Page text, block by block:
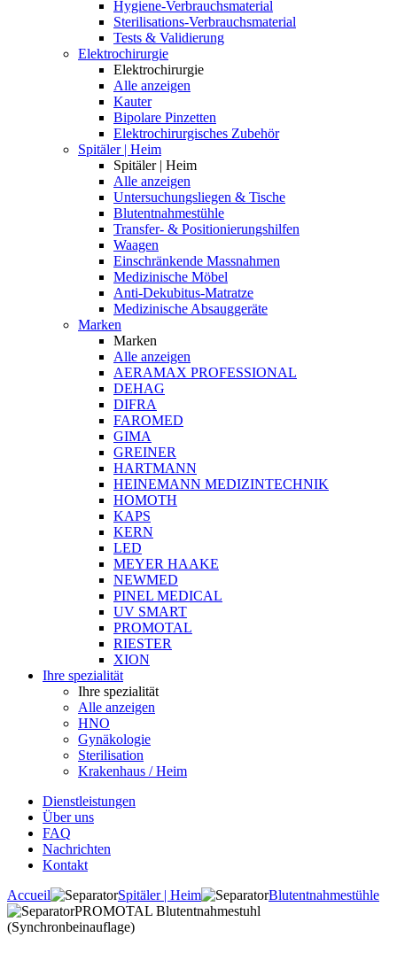
Hygiene-Verbrauchsmaterial
Sterilisations-Verbrauchsmaterial
Tests & Validierung
Elektrochirurgie
Elektrochirurgie
Alle anzeigen
Kauter
Bipolare Pinzetten
Elektrochirurgisches Zubehör
Spitäler | Heim
Spitäler | Heim
Alle anzeigen
Untersuchungsliegen & Tische
Blutentnahmestühle
Transfer- & Positionierungshilfen
Waagen
Einschränkende Massnahmen
Medizinische Möbel
Anti-Dekubitus-Matratze
Medizinische Absauggeräte
Marken
Marken
Alle anzeigen
AERAMAX PROFESSIONAL
DEHAG
DIFRA
FAROMED
GIMA
GREINER
HARTMANN
HEINEMANN MEDIZINTECHNIK
HOMOTH
KAPS
KERN
LED
MEYER HAAKE
NEWMED
PINEL MEDICAL
UV SMART
PROMOTAL
RIESTER
XION
Ihre spezialität
Ihre spezialität
Alle anzeigen
HNO
Gynäkologie
Sterilisation
Krakenhaus / Heim
Dienstleistungen
Über uns
FAQ
Nachrichten
Kontakt
Accueil
Spitäler | Heim
Blutentnahmestühle
PROMOTAL Blutentnahmestuhl
(Synchronbeinauflage)